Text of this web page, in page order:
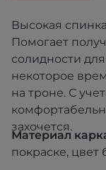
Высокая
Помогает
солидности
некоторое
на троне. С
захочется.
Материал
покраске, цвет